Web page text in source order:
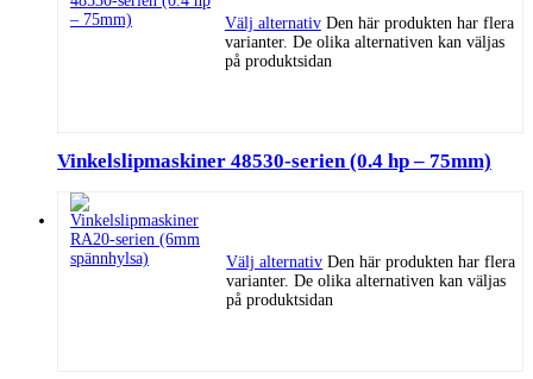
Välj alternativ Den här produkten har flera
varianter. De olika alternativen kan väljas
på produktsidan
Vinkelslipmaskiner 48530-serien (0.4 hp – 75mm)
Välj alternativ Den här produkten har flera
varianter. De olika alternativen kan väljas
på produktsidan